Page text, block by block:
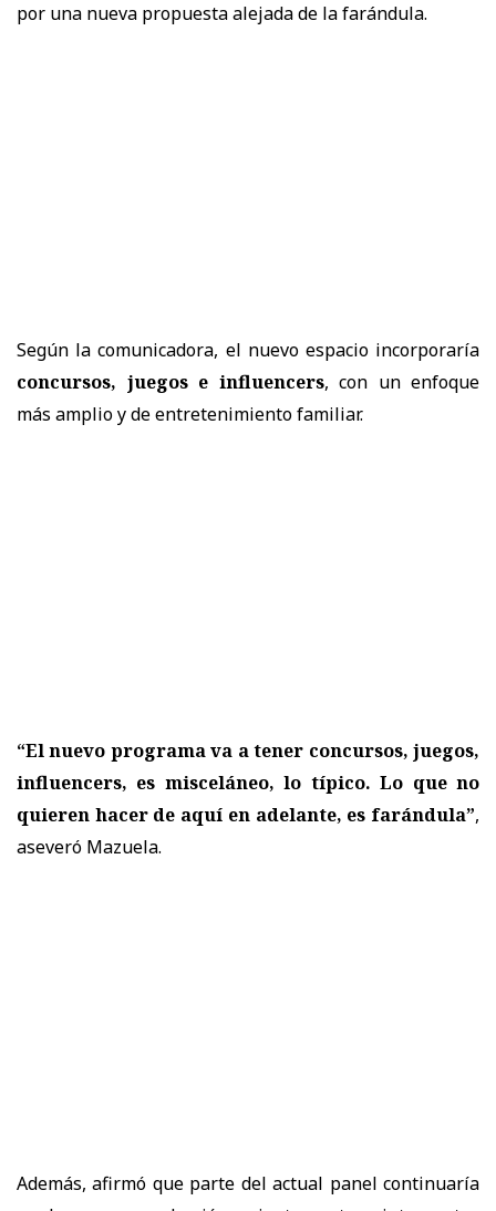
por una nueva propuesta alejada de la farándula.
Según la comunicadora, el nuevo espacio incorporaría
concursos, juegos e influencers, con un enfoque
más amplio y de entretenimiento familiar.
“El nuevo programa va a tener concursos, juegos,
influencers, es misceláneo, lo típico. Lo que no
quieren hacer de aquí en adelante, es farándula”,
aseveró Mazuela.
Además, afirmó que parte del actual panel continuaría